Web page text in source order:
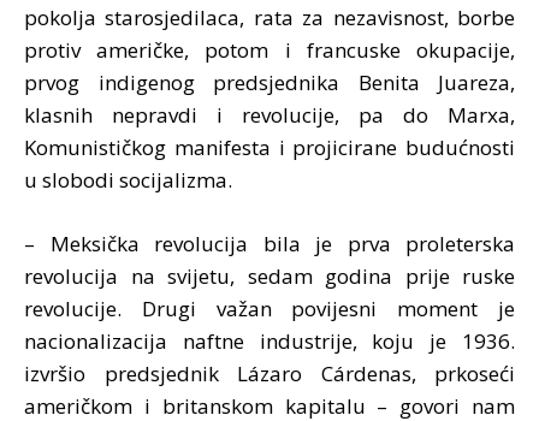
pokolja starosjedilaca, rata za nezavisnost, borbe
protiv američke, potom i francuske okupacije,
prvog indigenog predsjednika Benita Juareza,
klasnih nepravdi i revolucije, pa do Marxa,
Komunističkog manifesta i projicirane budućnosti
u slobodi socijalizma.
– Meksička revolucija bila je prva proleterska
revolucija na svijetu, sedam godina prije ruske
revolucije. Drugi važan povijesni moment je
nacionalizacija naftne industrije, koju je 1936.
izvršio predsjednik Lázaro Cárdenas, prkoseći
američkom i britanskom kapitalu – govori nam